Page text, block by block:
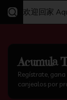
欢迎回家
Acumula
Regístrate,
canjealos por